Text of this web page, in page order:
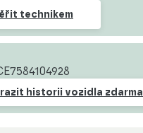
technikem
historii vozidla zdarma